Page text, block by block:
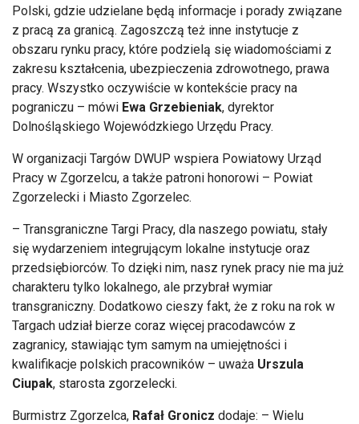
Polski, gdzie udzielane będą informacje i porady związane
z pracą za granicą. Zagoszczą też inne instytucje z
obszaru rynku pracy, które podzielą się wiadomościami z
zakresu kształcenia, ubezpieczenia zdrowotnego, prawa
pracy. Wszystko oczywiście w kontekście pracy na
pograniczu – mówi Ewa Grzebieniak, dyrektor
Dolnośląskiego Wojewódzkiego Urzędu Pracy.
W organizacji Targów DWUP wspiera Powiatowy Urząd
Pracy w Zgorzelcu, a także patroni honorowi – Powiat
Zgorzelecki i Miasto Zgorzelec.
– Transgraniczne Targi Pracy, dla naszego powiatu, stały
się wydarzeniem integrującym lokalne instytucje oraz
przedsiębiorców. To dzięki nim, nasz rynek pracy nie ma już
charakteru tylko lokalnego, ale przybrał wymiar
transgraniczny. Dodatkowo cieszy fakt, że z roku na rok w
Targach udział bierze coraz więcej pracodawców z
zagranicy, stawiając tym samym na umiejętności i
kwalifikacje polskich pracowników – uważa Urszula
Ciupak, starosta zgorzelecki.
Burmistrz Zgorzelca, Rafał Gronicz dodaje: – Wielu